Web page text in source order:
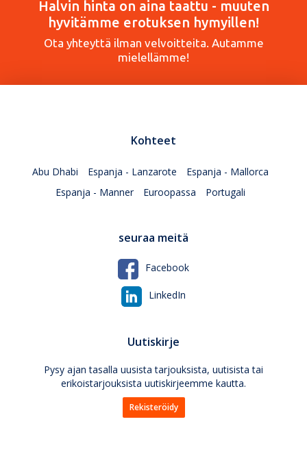
Halvin hinta on aina taattu - muuten
hyvitämme erotuksen hymyillen!
Ota yhteyttä ilman velvoitteita. Autamme
mielellämme!
Kohteet
Abu Dhabi Espanja - Lanzarote
Espanja - Mallorca
Espanja - Manner
Euroopassa Portugali
seuraa meitä
Facebook
LinkedIn
Uutiskirje
Pysy ajan tasalla uusista tarjouksista, uutisista tai
erikoistarjouksista uutiskirjeemme kautta.
Rekisteröidy